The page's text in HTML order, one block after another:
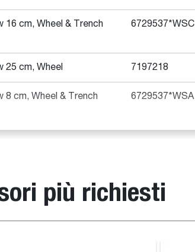
16 cm, Wheel & Trench
6729537*WSC
25 cm, Wheel 7197218
8 cm, Wheel & Trench
6729537*WSA
più richiesti